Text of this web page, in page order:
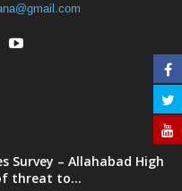
Survey – Allahabad High
threat to...